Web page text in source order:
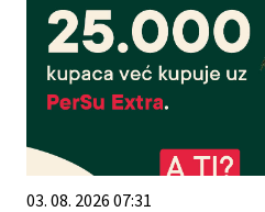
03. 08. 2026 07:31